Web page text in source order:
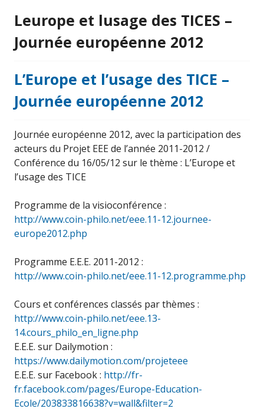
Leurope et lusage des TICES –
Journée européenne 2012
L’Europe et l’usage des TICE –
Journée européenne 2012
Journée européenne 2012, avec la participation des
acteurs du Projet EEE de l’année 2011-2012 /
Conférence du 16/05/12 sur le thème : L’Europe et
l’usage des TICE
Programme de la visioconférence :
http://www.coin-philo.net/eee.11-12.journee-
europe2012.php
Programme E.E.E. 2011-2012 :
http://www.coin-philo.net/eee.11-12.programme.php
Cours et conférences classés par thèmes :
http://www.coin-philo.net/eee.13-
14.cours_philo_en_ligne.php
E.E.E. sur Dailymotion :
https://www.dailymotion.com/projeteee
E.E.E. sur Facebook : http://fr-
fr.facebook.com/pages/Europe-Education-
Ecole/203833816638?v=wall&filter=2